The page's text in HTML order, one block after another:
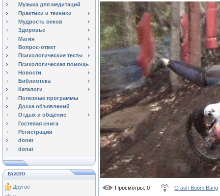
Музыка для медитаций
Практики и техники
Мудрость веков
Здоровье
Магия
Вопрос-ответ
Психологические тесты
Психологическая помощь
Новости
Библиотека
Каталоги
Полезные программы
Доска объявлений
Отдых и общение
Гостевая книга
Регистрация
donat
donat
ВАЖНО
Другое
Просмотры: 0 Crash Boom Bang